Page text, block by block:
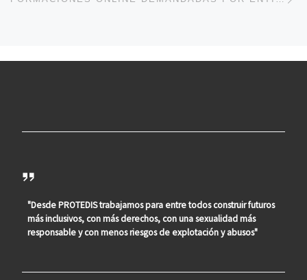
"Desde PROTEDIS trabajamos para entre todos construir futuros
más inclusivos, con más derechos, con una sexualidad más
responsable y con menos riesgos de explotación y abusos"